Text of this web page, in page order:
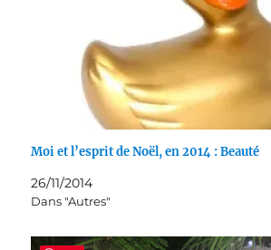
Moi et l’esprit de Noël, en 2014 : Beauté
26/11/2014
Dans "Autres"